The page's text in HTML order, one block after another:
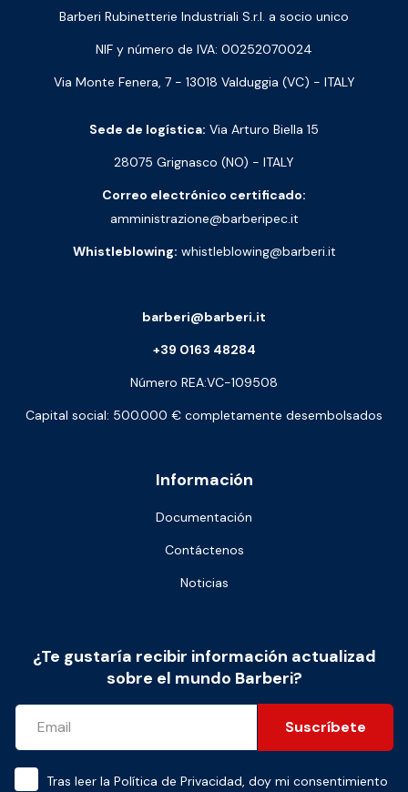
Barberi Rubinetterie Industriali S.r.l. a socio unico
NIF y número de IVA: 00252070024
Via Monte Fenera, 7 - 13018 Valduggia (VC) - ITALY
Sede de logística: Via Arturo Biella 15
28075 Grignasco (NO) - ITALY
Correo electrónico certificado:
amministrazione@barberipec.it
Whistleblowing: whistleblowing@barberi.it
Información
Documentación
Contáctenos
Noticias
barberi@barberi.it
+39 0163 48284
Número REA:VC-109508
Capital social: 500.000 € completamente desembolsados
¿Te gustaría recibir información actualizad
sobre el mundo Barberi?
Suscríbete
Tras leer la Política de Privacidad, doy mi consentimiento